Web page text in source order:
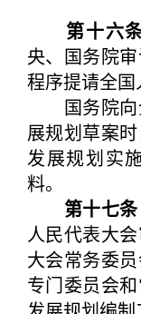
第十六
央、国务院
程序提请全国
国务院向
展规划草案
发展规划实
料。
第十七条
人民代表大
大会常务委
专门委员会